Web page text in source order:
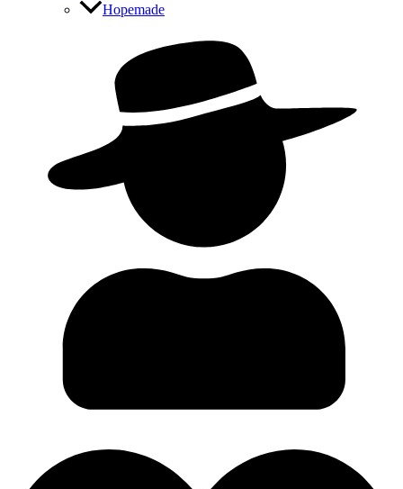
Hopemade